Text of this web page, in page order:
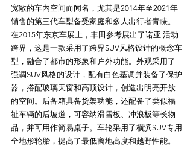
宽敞的车内空间而闻名，尤其是2014年至2021年
销售的第三代车型备受家庭和多人出行者青睐。
在2015年东京车展上，丰田参考展出了诺亚 活动
跨界，这是一款采用了跨界SUV风格设计的概念车
型，融合了都市的形象和户外功能。外观采用了
强调SUV风格的设计，配有白色基调并装备了保护
器，搭配玻璃天窗和高顶设计，创造出明亮开放
的空间。后备箱具备货架功能，还配备了类似福
祉车辆的后坡道，可容纳滑雪板、冲浪板等长物
品，并可用作简易桌子。车轮采用了横滨SUV专用
全地形轮胎，提高了最低离地高度和越野性能。